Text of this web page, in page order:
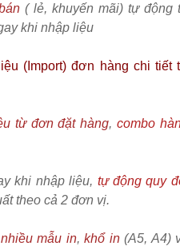
( lẻ, khuyến mãi) tự động
khi nhập liệu
(Import) đơn hàng chi tiết
từ đơn đặt hàng,combo
khi nhập liệu, tự động quy
theo cả 2 đơn vị.
nhiều mẫu in,khổ in(A5, A4)